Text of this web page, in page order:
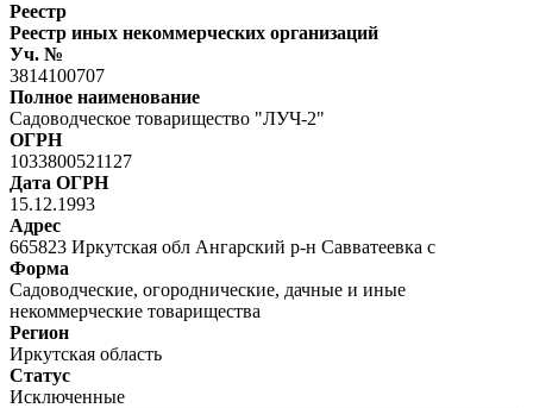
Реестр
Реестр иных некоммерческих организаций
Уч. №
3814100707
Полное наименование
Садоводческое товарищество "ЛУЧ-2"
ОГРН
1033800521127
Дата ОГРН
15.12.1993
Адрес
665823 Иркутская обл Ангарский р-н Савватеевка с
Форма
Садоводческие, огороднические, дачные и иные
некоммерческие товарищества
Регион
Иркутская область
Статус
Исключенные